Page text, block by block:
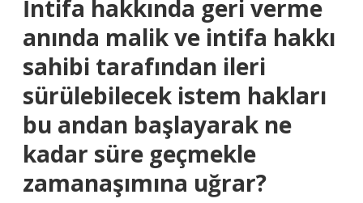
İntifa hakkında geri verme
anında malik ve intifa hakkı
sahibi tarafından ileri
sürülebilecek istem hakları
bu andan başlayarak ne
kadar süre geçmekle
zamanaşımına uğrar?